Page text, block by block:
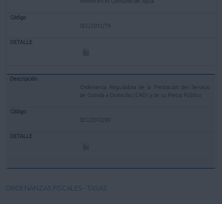
SEC/2012/79
Ordenanza Reguladora de la Prestación del Servicio
de Comida a Domicilio (CAD) y de su Precio Público
SEC/2012/80
ORDENANZAS FISCALES - TASAS